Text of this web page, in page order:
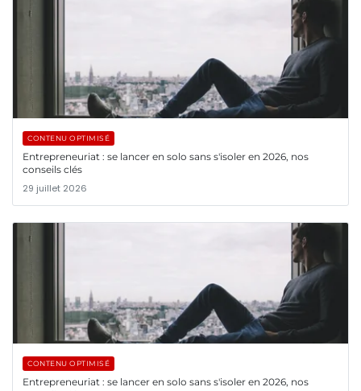
CONTENU OPTIMISÉ
Entrepreneuriat : se lancer en solo sans s'isoler en 2026, nos
conseils clés
29 juillet 2026
CONTENU OPTIMISÉ
Entrepreneuriat : se lancer en solo sans s'isoler en 2026, nos